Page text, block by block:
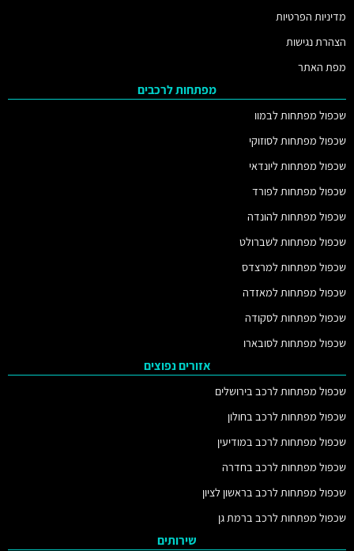
מדיניות הפרטיות
הצהרת נגישות
מפת האתר
מפתחות לרכבים
שכפול מפתחות לבמוו
שכפול מפתחות לסוזוקי
שכפול מפתחות ליונדאי
שכפול מפתחות לפורד
שכפול מפתחות להונדה
שכפול מפתחות לשברולט
שכפול מפתחות למרצדס
שכפול מפתחות למאזדה
שכפול מפתחות לסקודה
שכפול מפתחות לסובארו
אזורים נפוצים
שכפול מפתחות לרכב בירושלים
שכפול מפתחות לרכב בחולון
שכפול מפתחות לרכב במודיעין
שכפול מפתחות לרכב בחדרה
שכפול מפתחות לרכב בראשון לציון
שכפול מפתחות לרכב ברמת גן
שירותים